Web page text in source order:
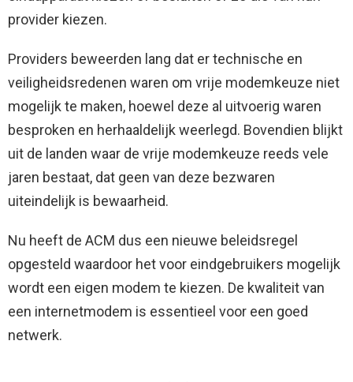
provider kiezen.
Providers beweerden lang dat er technische en
veiligheidsredenen waren om vrije modemkeuze niet
mogelijk te maken, hoewel deze al uitvoerig waren
besproken en herhaaldelijk weerlegd. Bovendien blijkt
uit de landen waar de vrije modemkeuze reeds vele
jaren bestaat, dat geen van deze bezwaren
uiteindelijk is bewaarheid.
Nu heeft de ACM dus een nieuwe beleidsregel
opgesteld waardoor het voor eindgebruikers mogelijk
wordt een eigen modem te kiezen. De kwaliteit van
een internetmodem is essentieel voor een goed
netwerk.